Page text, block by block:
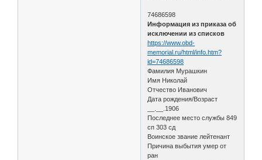
74686598
Информация из приказа об
исключении из списков
https://www.obd-
memorial.ru/html/info.htm?
id=74686598
Фамилия Мурашкин
Имя Николай
Отчество Иванович
Дата рождения/Возраст
__.__.1906
Последнее место службы 849
сп 303 сд
Воинское звание лейтенант
Причина выбытия умер от
ран